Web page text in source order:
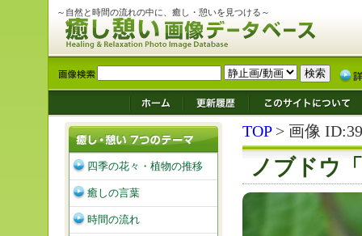
～自然と時間の流れの中に、癒し・憩いを見つける～
TOP> 画像
ノブドウ
四季の花々・植物の推移
癒しの言葉
時間の流れ